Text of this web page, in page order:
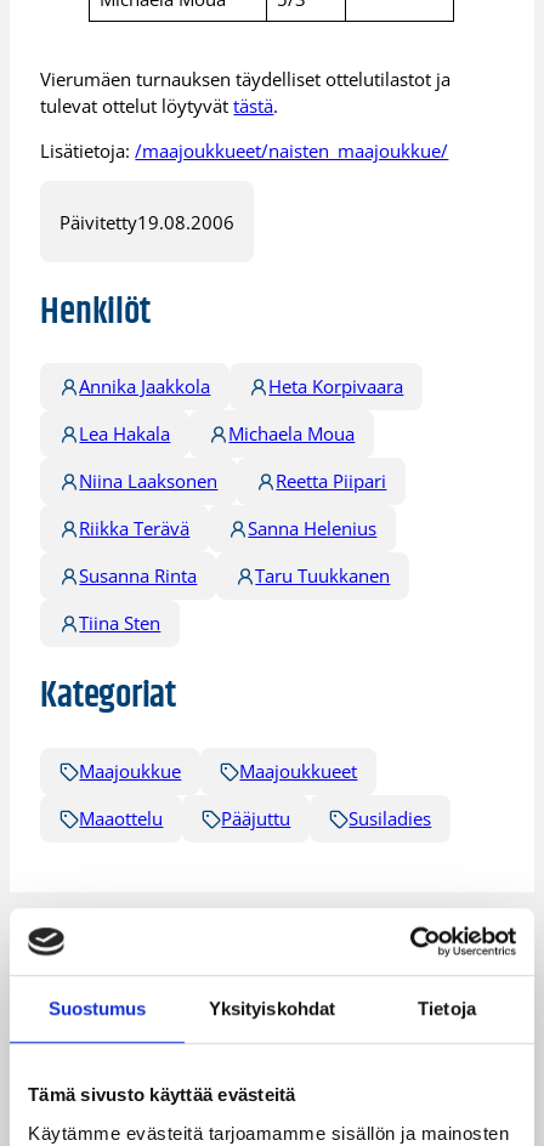
Suostumus Yksityiskohdat Tietoja
Tämä sivusto käyttää evästeitä
Käytämme evästeitä tarjoamamme sisällön ja mainosten
Vierumäen turnauksen täydelliset ottelutilastot ja
tulevat ottelut löytyvättästä.
Lisätietoja:/maajoukkueet/naisten_maajoukkue/
Päivitetty19.08.2006
Henkilöt
Annika Jaakkola
Heta Korpivaara
Lea Hakala
Michaela Moua
Niina Laaksonen
Reetta Piipari
Riikka Terävä
Sanna Helenius
Susanna Rinta
Taru Tuukkanen
Tiina Sten
Kategoriat
Maajoukkue
Maajoukkueet
Maaottelu
Pääjuttu Susiladies
Katso myös